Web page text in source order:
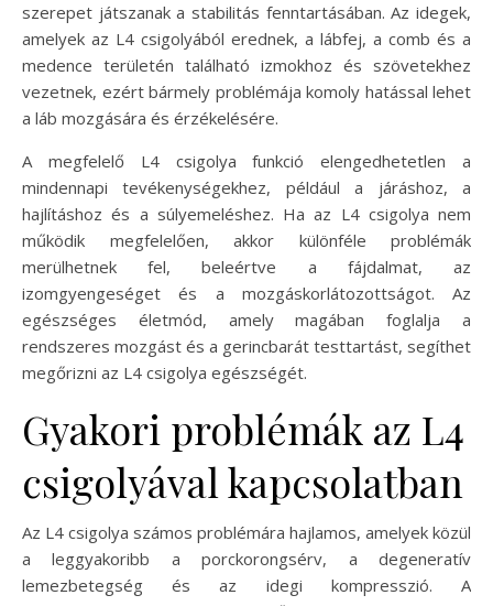
szerepet játszanak a stabilitás fenntartásában. Az idegek,
amelyek az L4 csigolyából erednek, a lábfej, a comb és a
medence területén található izmokhoz és szövetekhez
vezetnek, ezért bármely problémája komoly hatással lehet
a láb mozgására és érzékelésére.
A megfelelő L4 csigolya funkció elengedhetetlen a
mindennapi tevékenységekhez, például a járáshoz, a
hajlításhoz és a súlyemeléshez. Ha az L4 csigolya nem
működik megfelelően, akkor különféle problémák
merülhetnek fel, beleértve a fájdalmat, az
izomgyengeséget és a mozgáskorlátozottságot. Az
egészséges életmód, amely magában foglalja a
rendszeres mozgást és a gerincbarát testtartást, segíthet
megőrizni az L4 csigolya egészségét.
Gyakori problémák az L4
csigolyával kapcsolatban
Az L4 csigolya számos problémára hajlamos, amelyek közül
a leggyakoribb a porckorongsérv, a degeneratív
lemezbetegség és az idegi kompresszió. A